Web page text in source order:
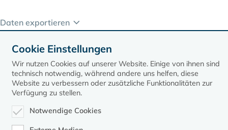
Daten exportieren
Kontakt Datenschutz
Cookie Einstellungen
Wir nutzen Cookies auf unserer Website. Einige von ihnen sind
technisch notwendig, während andere uns helfen, diese
Website zu verbessern oder zusätzliche Funktionalitäten zur
Verfügung zu stellen.
Notwendige Cookies